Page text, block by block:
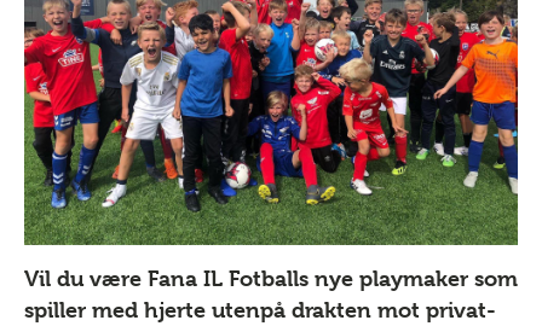
Vil du være Fana IL Fotballs nye playmaker som
spiller med hjerte utenpå drakten mot privat-